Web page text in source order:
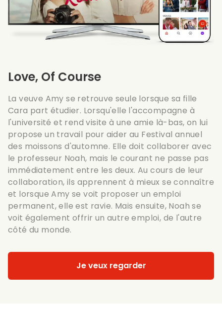
Love, Of Course
La veuve Amy se retrouve seule lorsque sa fille
Cara part étudier. Lorsqu'elle l'accompagne à
l'université et rend visite à une amie là-bas, on lui
propose un travail pour aider au Festival annuel
des moissons d'automne. Elle doit collaborer avec
le professeur Noah, mais le courant ne passe pas
immédiatement entre les deux. Au cours de leur
collaboration, ils apprennent à mieux se connaître
et lorsque Amy se voit proposer un emploi
permanent, elle est ravie. Mais ensuite, Noah se
voit également offrir un autre emploi, de l'autre
côté du monde.
Je veux regarder